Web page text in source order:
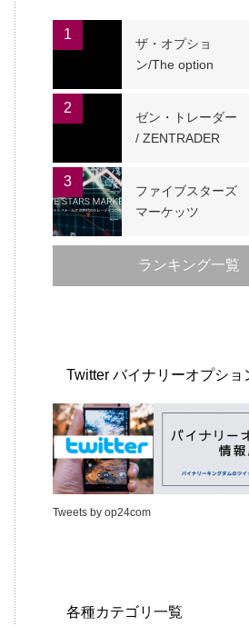
1
ザ・オプショ
ン/The option
2
ゼン・トレーダー
/ ZENTRADER
3
ファイブスターズ
マーケッツ
ランキング一覧
Twitter バイナリーオプショ
Tweets by op24com
各種カテゴリ一覧